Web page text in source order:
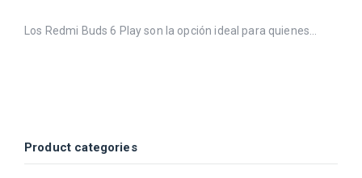
Product categories
Los Redmi Buds 6 Play son la opción ideal para quienes...